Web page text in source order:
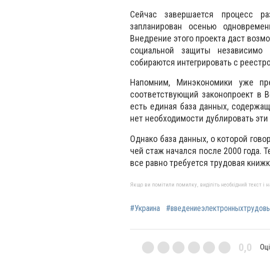
Сейчас завершается процесс
запланирован осенью
Внедрение этого проекта даст
социальной защиты
собираются интегрировать с
Напомним, Минэкономики уже
соответствующий законопроект в
есть единая база данных,
нет необходимости дублировать
Однако база данных, о которой
чей стаж начался после 2000 года.
все равно требуется трудовая
Якщо ви помітили помилку, виділіть необхідний текст і
#Украина
0,0